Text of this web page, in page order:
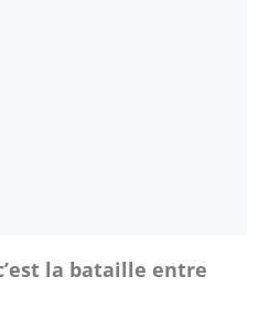
la bataille entre